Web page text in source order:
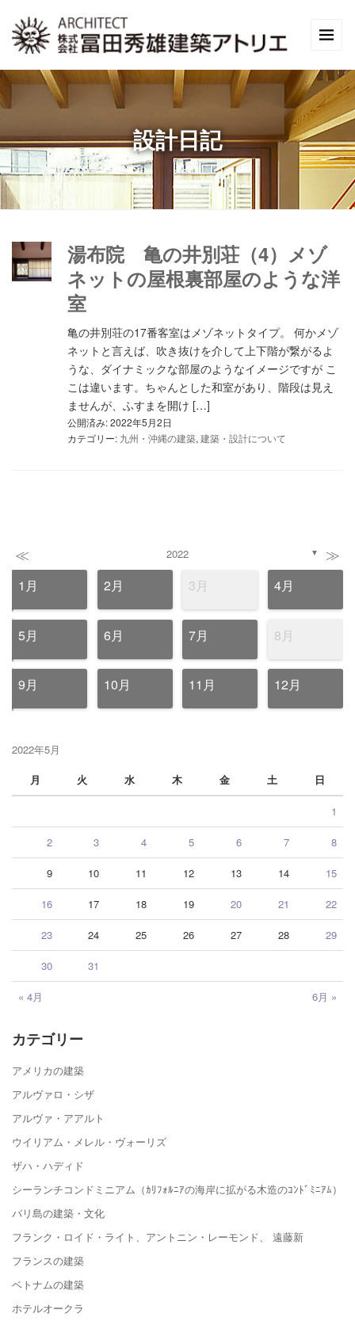
設計日記
湯布院 亀の井別荘（4）メゾ
ネットの屋根裏部屋のような洋
室
亀の井別荘の17番客室はメゾネットタイプ。 何かメゾ
ネットと言えば、吹き抜けを介して上下階が繋がるよ
うな、ダイナミックな部屋のようなイメージですが こ
こは違います。ちゃんとした和室があり、階段は見え
ませんが、ふすまを開け […]
公開済み: 2022年5月2日
カテゴリー: 九州・沖縄の建築, 建築・設計について
≪ 2022 ▼ ≫
1月 2月 3月 4月
5月 6月 7月 8月
9月 10月 11月 12月
2022年5月
月
火 水 木 金 土 日
« 4月 6月 »
1
2 3 4 5 6 7 8
9 10 11 12 13 14 15
16 17 18 19 20 21 22
23 24 25 26 27 28 29
30 31
カテゴリー
アメリカの建築
アルヴァロ・シザ
アルヴァ・アアルト
ウイリアム・メレル・ヴォーリズ
ザハ・ハディド
シーランチコンドミニアム（ｶﾘﾌｫﾙﾆｱの海岸に拡がる木造のｺﾝﾄﾞﾐﾆｱﾑ）
バリ島の建築・文化
フランク・ロイド・ライト、アントニン・レーモンド、 遠藤新
フランスの建築
ベトナムの建築
ホテルオークラ